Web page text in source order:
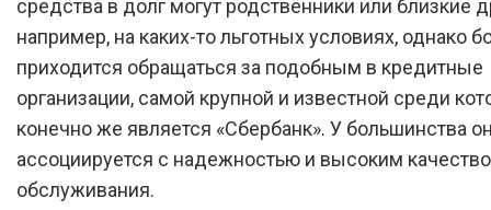
средства в долг могут родственники или близкие
например, на каких-то льготных условиях, однако
приходится обращаться за подобным в кредитные
организации, самой крупной и известной среди
конечно же является «Сбербанк». У большинства
ассоциируется с надежностью и высоким
обслуживания.